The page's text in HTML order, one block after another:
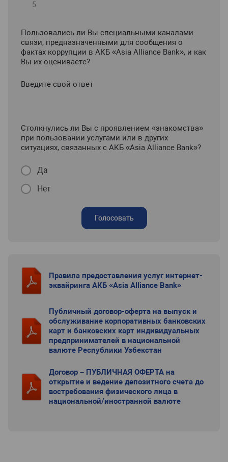
Пользовались ли Вы специальными каналами
связи, предназначенными для сообщения о
фактах коррупции в АКБ «Asia Alliance Bank», и как
Вы их оцениваете?
Введите свой ответ
Столкнулись ли Вы с проявлением «знакомства»
при пользовании услугами или в других
ситуациях, связанных с АКБ «Asia Alliance Bank»?
Да
Нет
Голосовать
Правила предоставления услуг интернет-
эквайринга АКБ «Asia Alliance Bank»
Публичный договор-оферта на выпуск и
обслуживание корпоративных банковских
карт и банковских карт индивидуальных
предпринимателей в национальной
валюте Республики Узбекстан
Договор – ПУБЛИЧНАЯ ОФЕРТА на
открытие и ведение депозитного счета до
востребования физического лица в
национальной/иностранной валюте